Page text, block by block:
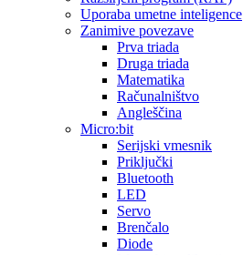
Uporaba umetne inteligence
Zanimive povezave
Prva triada
Druga triada
Matematika
Računalništvo
Angleščina
Micro:bit
Serijski vmesnik
Priključki
Bluetooth
LED
Servo
Brenčalo
Diode